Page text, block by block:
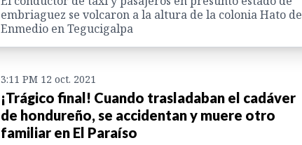
embriaguez se volcaron a la altura de la colonia Hato de
Enmedio en Tegucigalpa
3:11 PM 12 oct. 2021
¡Trágico final! Cuando trasladaban el cadáver
de hondureño, se accidentan y muere otro
familiar en El Paraíso